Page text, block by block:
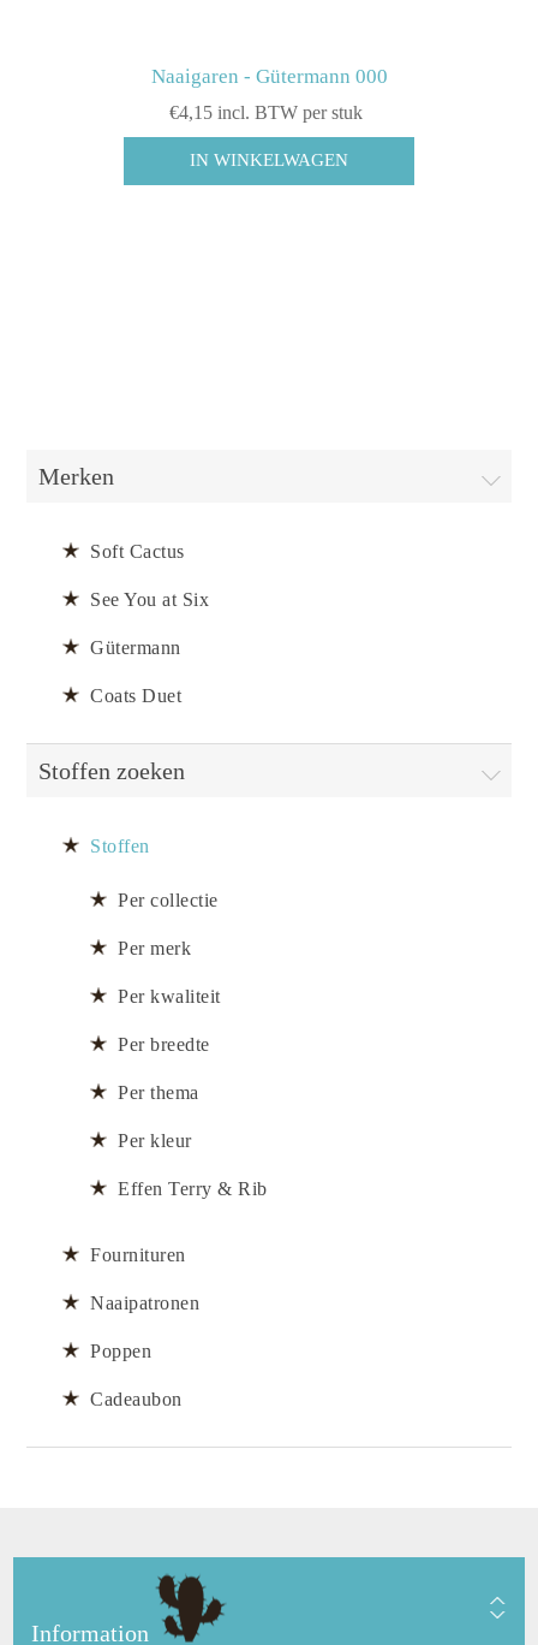
Naaigaren - Gütermann 000
€4,15 incl. BTW per stuk
Merken
Soft Cactus
See You at Six
Gütermann
Coats Duet
Stoffen zoeken
Stoffen
Per collectie
Per merk
Per kwaliteit
Per breedte
Per thema
Per kleur
Effen Terry & Rib
Fournituren
Naaipatronen
Poppen
Cadeaubon
Information